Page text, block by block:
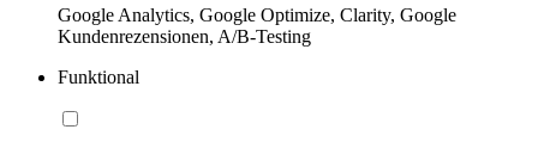
Google Analytics, Google Optimize, Clarity, Google
Kundenrezensionen, A/B-Testing
Funktional